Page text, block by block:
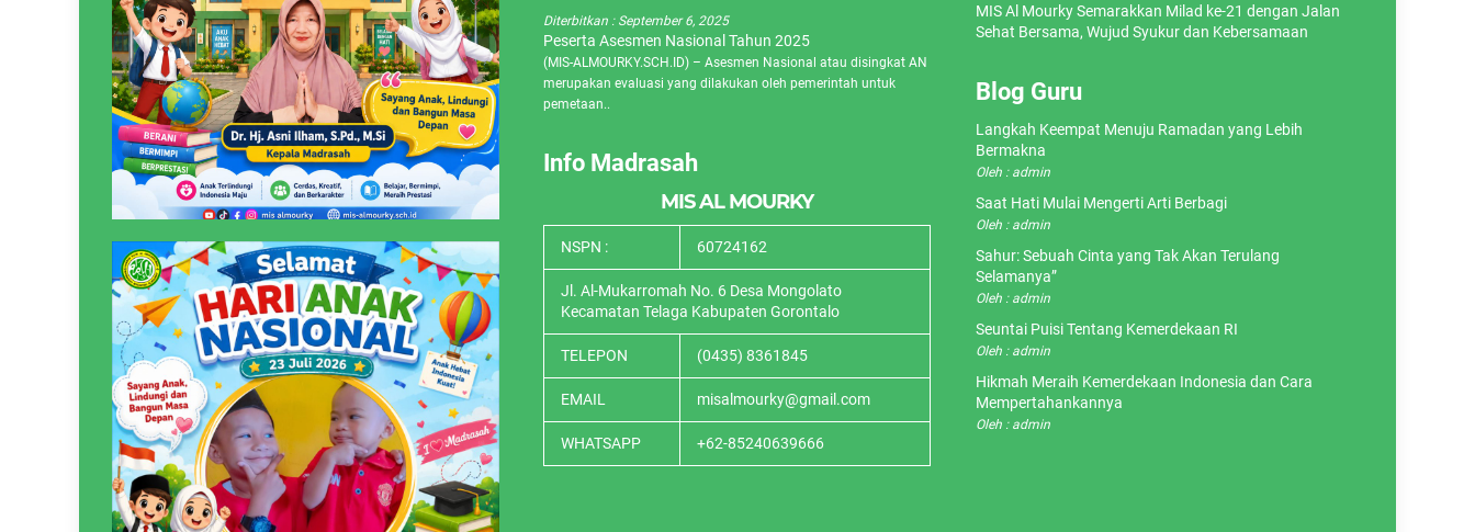
Diterbitkan : September 6, 2025
Peserta Asesmen Nasional Tahun 2025
(MIS-ALMOURKY.SCH.ID) – Asesmen Nasional atau disingkat AN
merupakan evaluasi yang dilakukan oleh pemerintah untuk
pemetaan..
Info Madrasah
MIS AL MOURKY
NSPN : 60724162
Jl. Al-Mukarromah No. 6 Desa Mongolato
Kecamatan Telaga Kabupaten Gorontalo
TELEPON (0435) 8361845
EMAIL misalmourky@gmail.com
WHATSAPP +62-85240639666
MIS Al Mourky Semarakkan Milad ke-21 dengan Jalan
Sehat Bersama, Wujud Syukur dan Kebersamaan
Blog Guru
Langkah Keempat Menuju Ramadan yang Lebih
Bermakna
Oleh : admin
Saat Hati Mulai Mengerti Arti Berbagi
Oleh : admin
Sahur: Sebuah Cinta yang Tak Akan Terulang
Selamanya”
Oleh : admin
Seuntai Puisi Tentang Kemerdekaan RI
Oleh : admin
Hikmah Meraih Kemerdekaan Indonesia dan Cara
Mempertahankannya
Oleh : admin